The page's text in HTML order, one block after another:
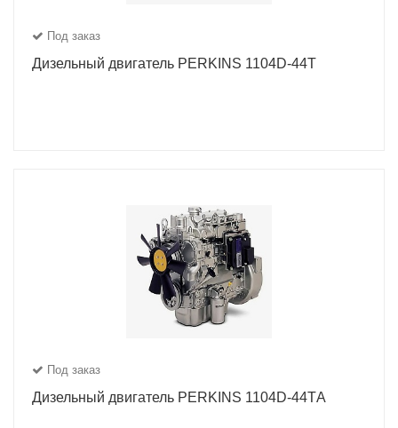
Под заказ
Дизельный двигатель PERKINS 1104D-44Т
Под заказ
Дизельный двигатель PERKINS 1104D-44ТA